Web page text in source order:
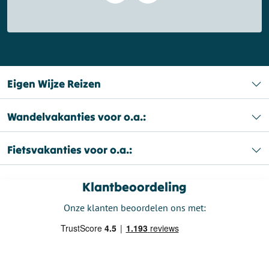
Eigen Wijze Reizen
Wandelvakanties voor o.a.:
Fietsvakanties voor o.a.:
Klantbeoordeling
Onze klanten beoordelen ons met: